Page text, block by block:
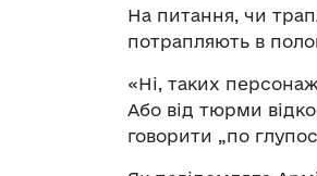
На питання, чи
потрапляють в
«Ні, таких
Або від тюрми
говорити „по